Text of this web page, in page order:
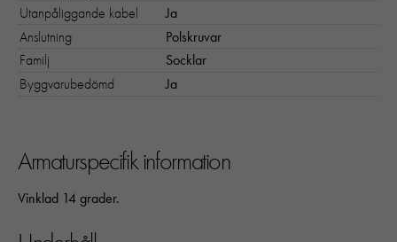
Utanpåliggande kabel
Ja
Anslutning
Polskruvar
Familj
Socklar
Byggvarubedömd
Ja
Armaturspecifik information
Vinklad 14 grader.